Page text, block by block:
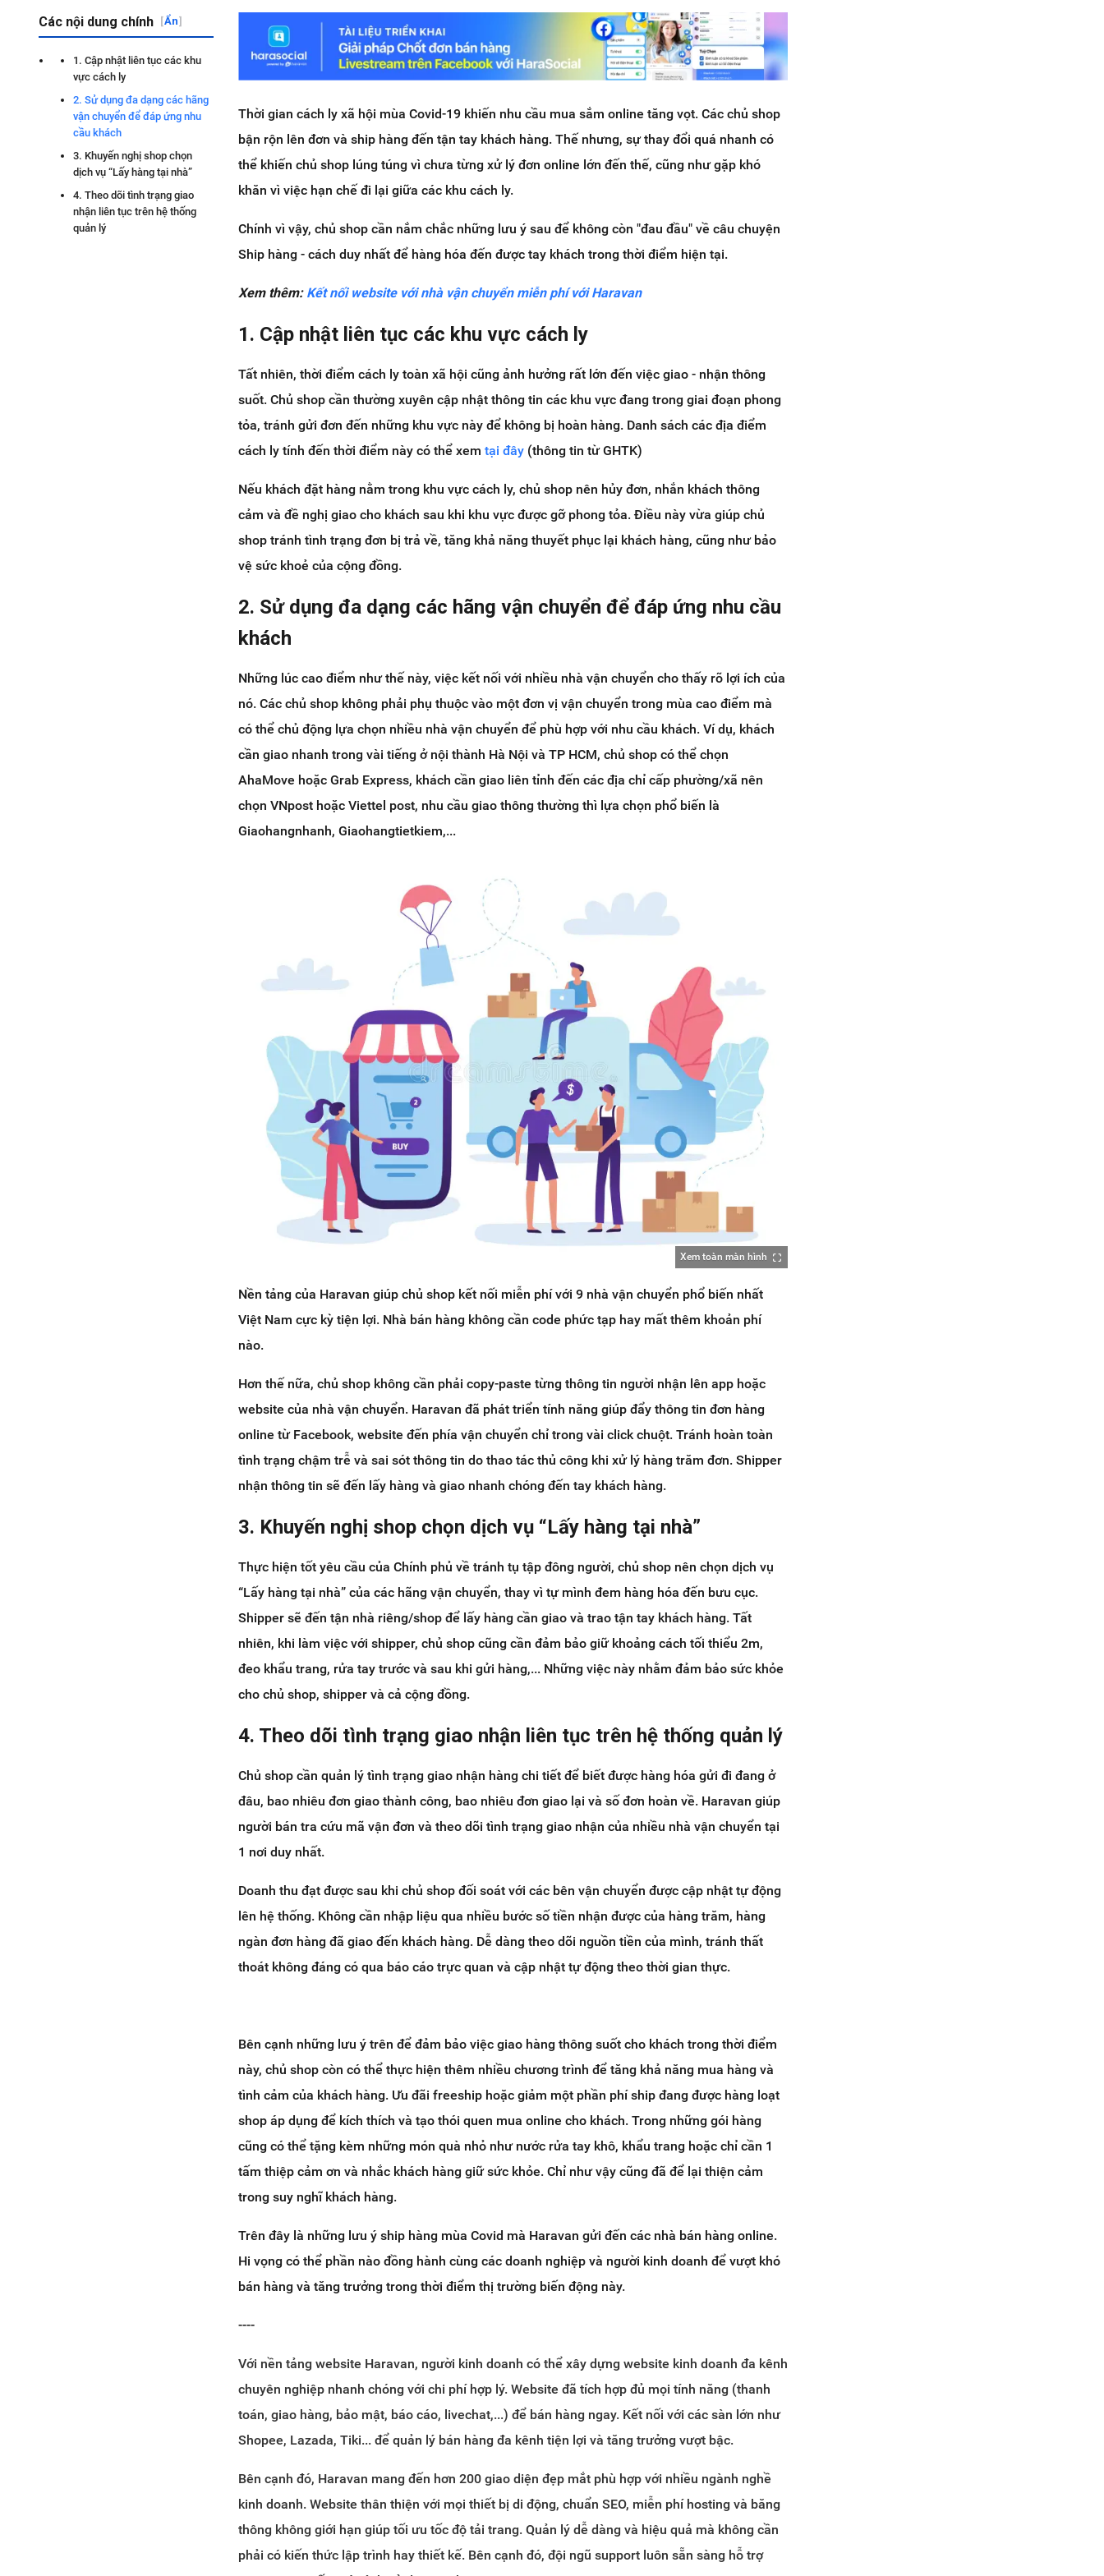
Các nội dung chính [Ẩn]
1. Cập nhật liên tục các khu
vực cách ly
2. Sử dụng đa dạng các hãng
vận chuyển để đáp ứng nhu
cầu khách
3. Khuyến nghị shop chọn
dịch vụ “Lấy hàng tại nhà”
4. Theo dõi tình trạng giao
nhận liên tục trên hệ thống
quản lý
Thời gian cách ly xã hội mùa Covid-19 khiến nhu cầu mua sắm online tăng vọt. Các chủ shop
bận rộn lên đơn và ship hàng đến tận tay khách hàng. Thế nhưng, sự thay đổi quá nhanh có
thể khiến chủ shop lúng túng vì chưa từng xử lý đơn online lớn đến thế, cũng như gặp khó
khăn vì việc hạn chế đi lại giữa các khu cách ly.
Chính vì vậy, chủ shop cần nắm chắc những lưu ý sau để không còn "đau đầu" về câu chuyện
Ship hàng - cách duy nhất để hàng hóa đến được tay khách trong thời điểm hiện tại.
Xem thêm: Kết nối website với nhà vận chuyển miễn phí với Haravan
1. Cập nhật liên tục các khu vực cách ly
Tất nhiên, thời điểm cách ly toàn xã hội cũng ảnh hưởng rất lớn đến việc giao - nhận thông
suốt. Chủ shop cần thường xuyên cập nhật thông tin các khu vực đang trong giai đoạn phong
tỏa, tránh gửi đơn đến những khu vực này để không bị hoàn hàng. Danh sách các địa điểm
cách ly tính đến thời điểm này có thể xemtại đây (thông tin từ GHTK)
Nếu khách đặt hàng nằm trong khu vực cách ly, chủ shop nên hủy đơn, nhắn khách thông
cảm và đề nghị giao cho khách sau khi khu vực được gỡ phong tỏa. Điều này vừa giúp chủ
shop tránh tình trạng đơn bị trả về, tăng khả năng thuyết phục lại khách hàng, cũng như bảo
vệ sức khoẻ của cộng đồng.
2. Sử dụng đa dạng các hãng vận chuyển để đáp ứng nhu cầu
khách
Những lúc cao điểm như thế này, việc kết nối với nhiều nhà vận chuyển cho thấy rõ lợi ích của
nó. Các chủ shop không phải phụ thuộc vào một đơn vị vận chuyển trong mùa cao điểm mà
có thể chủ động lựa chọn nhiều nhà vận chuyển để phù hợp với nhu cầu khách. Ví dụ, khách
cần giao nhanh trong vài tiếng ở nội thành Hà Nội và TP HCM, chủ shop có thể chọn
AhaMove hoặc Grab Express, khách cần giao liên tỉnh đến các địa chỉ cấp phường/xã nên
chọn VNpost hoặc Viettel post, nhu cầu giao thông thường thì lựa chọn phổ biến là
Giaohangnhanh, Giaohangtietkiem,...
Xem toàn màn hình
Nền tảng của Haravan giúp chủ shop kết nối miễn phí với 9 nhà vận chuyển phổ biến nhất
Việt Nam cực kỳ tiện lợi. Nhà bán hàng không cần code phức tạp hay mất thêm khoản phí
nào.
Hơn thế nữa, chủ shop không cần phải copy-paste từng thông tin người nhận lên app hoặc
website của nhà vận chuyển. Haravan đã phát triển tính năng giúp đẩy thông tin đơn hàng
online từ Facebook, website đến phía vận chuyển chỉ trong vài click chuột. Tránh hoàn toàn
tình trạng chậm trễ và sai sót thông tin do thao tác thủ công khi xử lý hàng trăm đơn. Shipper
nhận thông tin sẽ đến lấy hàng và giao nhanh chóng đến tay khách hàng.
3. Khuyến nghị shop chọn dịch vụ “Lấy hàng tại nhà”
Thực hiện tốt yêu cầu của Chính phủ về tránh tụ tập đông người, chủ shop nên chọn dịch vụ
“Lấy hàng tại nhà” của các hãng vận chuyển, thay vì tự mình đem hàng hóa đến bưu cục.
Shipper sẽ đến tận nhà riêng/shop để lấy hàng cần giao và trao tận tay khách hàng. Tất
nhiên, khi làm việc với shipper, chủ shop cũng cần đảm bảo giữ khoảng cách tối thiểu 2m,
đeo khẩu trang, rửa tay trước và sau khi gửi hàng,... Những việc này nhằm đảm bảo sức khỏe
cho chủ shop, shipper và cả cộng đồng.
4. Theo dõi tình trạng giao nhận liên tục trên hệ thống quản lý
Chủ shop cần quản lý tình trạng giao nhận hàng chi tiết để biết được hàng hóa gửi đi đang ở
đâu, bao nhiêu đơn giao thành công, bao nhiêu đơn giao lại và số đơn hoàn về. Haravan giúp
người bán tra cứu mã vận đơn và theo dõi tình trạng giao nhận của nhiều nhà vận chuyển tại
1 nơi duy nhất.
Doanh thu đạt được sau khi chủ shop đối soát với các bên vận chuyển được cập nhật tự động
lên hệ thống. Không cần nhập liệu qua nhiều bước số tiền nhận được của hàng trăm, hàng
ngàn đơn hàng đã giao đến khách hàng. Dễ dàng theo dõi nguồn tiền của mình, tránh thất
thoát không đáng có qua báo cáo trực quan và cập nhật tự động theo thời gian thực.
Bên cạnh những lưu ý trên để đảm bảo việc giao hàng thông suốt cho khách trong thời điểm
này, chủ shop còn có thể thực hiện thêm nhiều chương trình để tăng khả năng mua hàng và
tình cảm của khách hàng. Ưu đãi freeship hoặc giảm một phần phí ship đang được hàng loạt
shop áp dụng để kích thích và tạo thói quen mua online cho khách. Trong những gói hàng
cũng có thể tặng kèm những món quà nhỏ như nước rửa tay khô, khẩu trang hoặc chỉ cần 1
tấm thiệp cảm ơn và nhắc khách hàng giữ sức khỏe. Chỉ như vậy cũng đã để lại thiện cảm
trong suy nghĩ khách hàng.
Trên đây là những lưu ý ship hàng mùa Covid mà Haravan gửi đến các nhà bán hàng online.
Hi vọng có thể phần nào đồng hành cùng các doanh nghiệp và người kinh doanh để vượt khó
bán hàng và tăng trưởng trong thời điểm thị trường biến động này.
----
Với nền tảng website Haravan, người kinh doanh có thể xây dựng website kinh doanh đa kênh
chuyên nghiệp nhanh chóng với chi phí hợp lý. Website đã tích hợp đủ mọi tính năng (thanh
toán, giao hàng, bảo mật, báo cáo, livechat,...) để bán hàng ngay. Kết nối với các sàn lớn như
Shopee, Lazada, Tiki... để quản lý bán hàng đa kênh tiện lợi và tăng trưởng vượt bậc.
Bên cạnh đó, Haravan mang đến hơn 200 giao diện đẹp mắt phù hợp với nhiều ngành nghề
kinh doanh. Website thân thiện với mọi thiết bị di động, chuẩn SEO, miễn phí hosting và băng
thông không giới hạn giúp tối ưu tốc độ tải trang. Quản lý dễ dàng và hiệu quả mà không cần
phải có kiến thức lập trình hay thiết kế. Bên cạnh đó, đội ngũ support luôn sẵn sàng hỗ trợ